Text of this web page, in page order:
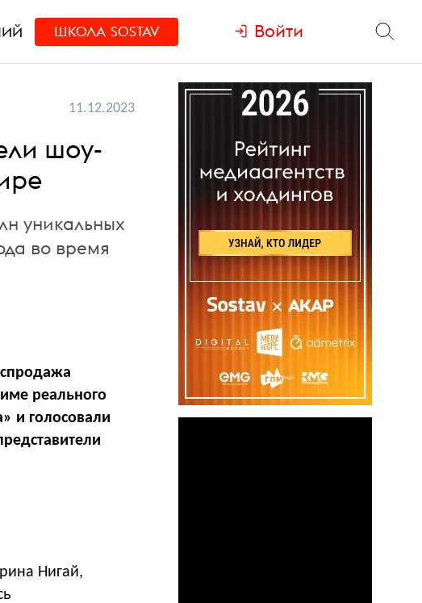
ШКОЛА SOSTAV Войти
11.12.2023
шоу-
уникальных
во время
реального
и голосовали
Нигай,